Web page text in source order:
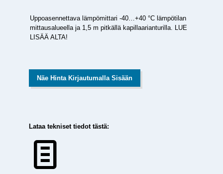
Uppoasennettava lämpömittari -40…+40 °C lämpötilan
mittausalueella ja 1,5 m pitkällä kapillaarianturilla. LUE
LISÄÄ ALTA!
Näe Hinta Kirjautumalla Sisään
Lataa tekniset tiedot tästä: